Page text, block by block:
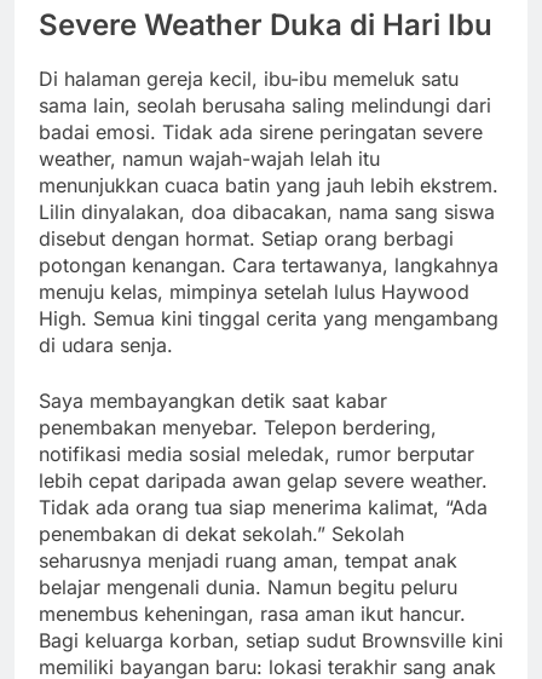
Severe Weather Duka di Hari Ibu
Di halaman gereja kecil, ibu-ibu memeluk satu
sama lain, seolah berusaha saling melindungi dari
badai emosi. Tidak ada sirene peringatan severe
weather, namun wajah-wajah lelah itu
menunjukkan cuaca batin yang jauh lebih ekstrem.
Lilin dinyalakan, doa dibacakan, nama sang siswa
disebut dengan hormat. Setiap orang berbagi
potongan kenangan. Cara tertawanya, langkahnya
menuju kelas, mimpinya setelah lulus Haywood
High. Semua kini tinggal cerita yang mengambang
di udara senja.
Saya membayangkan detik saat kabar
penembakan menyebar. Telepon berdering,
notifikasi media sosial meledak, rumor berputar
lebih cepat daripada awan gelap severe weather.
Tidak ada orang tua siap menerima kalimat, “Ada
penembakan di dekat sekolah.” Sekolah
seharusnya menjadi ruang aman, tempat anak
belajar mengenali dunia. Namun begitu peluru
menembus keheningan, rasa aman ikut hancur.
Bagi keluarga korban, setiap sudut Brownsville kini
memiliki bayangan baru: lokasi terakhir sang anak